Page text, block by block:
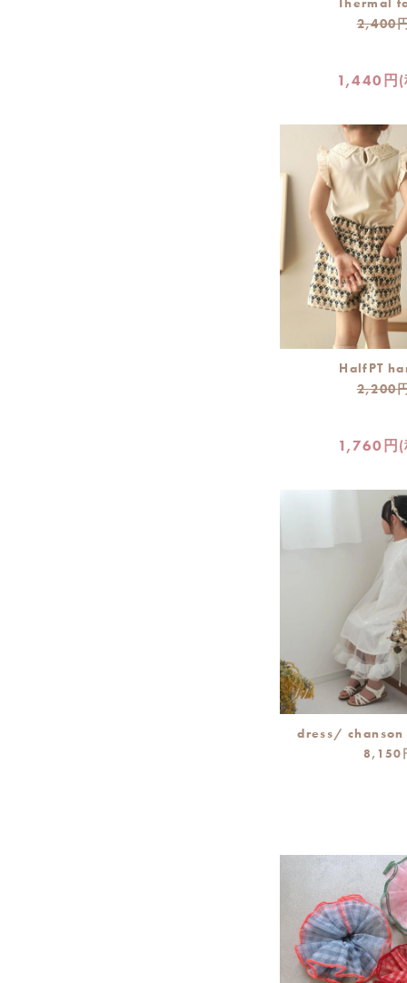
2,400
1,440円
HalfPT
2,200
1,760円
dress/ chanson
8,150